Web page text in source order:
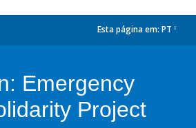
Esta página em: PT
Emergency
Project